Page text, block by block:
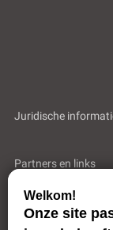
Juridische
Partners en links
Professioneel